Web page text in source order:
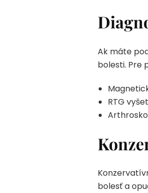
Ak máte
bolesti. Pre
RTG
bolesť a